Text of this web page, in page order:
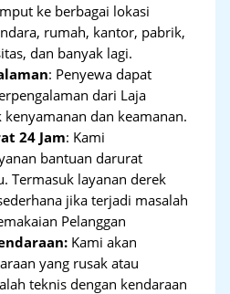
ke berbagai lokasi
rumah, kantor, pabrik,
dan banyak lagi.
: Penyewa dapat
dari Laja
dan keamanan.
24 Jam: Kami
bantuan darurat
Termasuk layanan derek
jika terjadi masalah
Pelanggan
Kami akan
yang rusak atau
teknis dengan kendaraan